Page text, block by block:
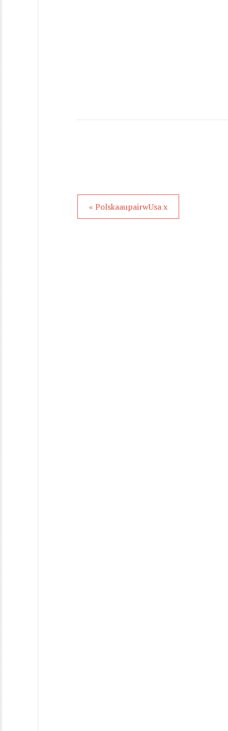
« PolskaaupairwUsa x